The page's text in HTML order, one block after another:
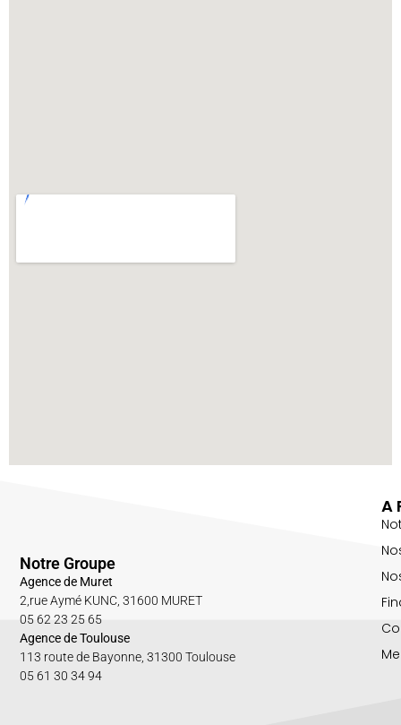
A
Notre Groupe
Agence de Muret
2,rue Aymé KUNC, 31600 MURET
05 62 23 25 65
Agence de Toulouse
113 route de Bayonne, 31300 Toulouse
05 61 30 34 94